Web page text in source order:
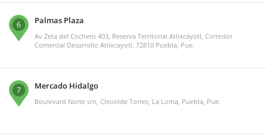
6 Palmas Plaza
Av Zeta del Cochero 403, Reserva Territorial Atlixcáyotl, Corredor
Comercial Desarrollo Atlixcayotl, 72810 Puebla, Pue.
7 Mercado Hidalgo
Boulevard Norte s/n, Cleotilde Torres, La Loma, Puebla, Pue.